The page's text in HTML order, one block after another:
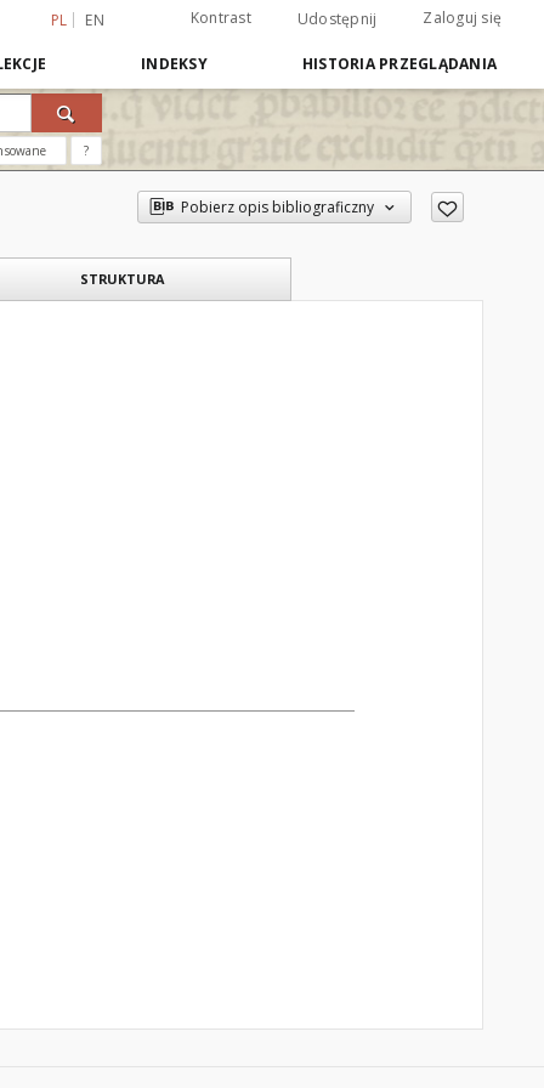
PL EN Kontrast Udostępnij Zaloguj się
INDEKSY HISTORIA PRZEGLĄDANIA
?
Pobierz opis bibliograficzny
STRUKTURA